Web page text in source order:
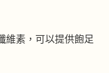
維素，可以提供飽足